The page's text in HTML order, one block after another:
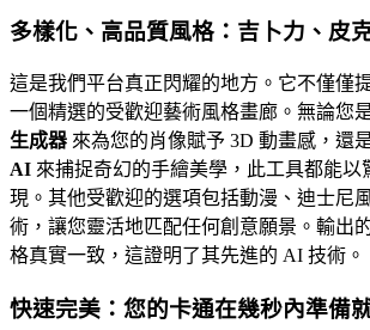
多樣化、高品質風格：吉卜力、皮
這是我們平台真正閃耀的地方。它不僅僅
一個精選的受歡迎藝術風格畫廊。無論您
生成器 來為您的肖像賦予 3D 動畫感，還
AI 來捕捉奇幻的手繪美學，此工具都能以
現。其他受歡迎的選項包括動漫、迪士尼
術，讓您靈活地匹配任何創意願景。輸出
格真實一致，這證明了其先進的 AI 技術。
快速完美：您的卡通在幾秒內準備